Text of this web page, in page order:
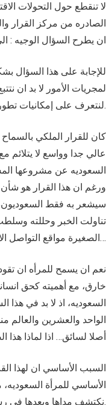
لا تنقطع حول التحولات
الصادره من مركز القرار
ان يطرح السؤال الوجيه :
للإجابة على هذا السؤال
لمجريات الأمور لا بد ان
لنتعرف على إمكانيات تطوره واتجاه هذا التطور في المستقبل.
كان للقرار الملكي
عالي جدا وواسع لا يتلائم
ورغم ان هذا القرار هو
سيشعر به فقط السعوديون،
تناولت الخبر وحللته
الصغيرة مواقع التواصل الاجتماعي أسابيع وما زالت…
نعم ان يسمح للمرأه ان
خارق، مع أهميته كحق
السعوديه، اذ لا بد في هذا
الواحد والعشرين والعالم
أصلا لسائق… اذا لماذا هذا
السبب الأساسي ان لهذا
الأساسي للمرأة السعوديه،
نكتشف مداها وبعدها في رسم مستقبل السعوديه ونظام حكمها.